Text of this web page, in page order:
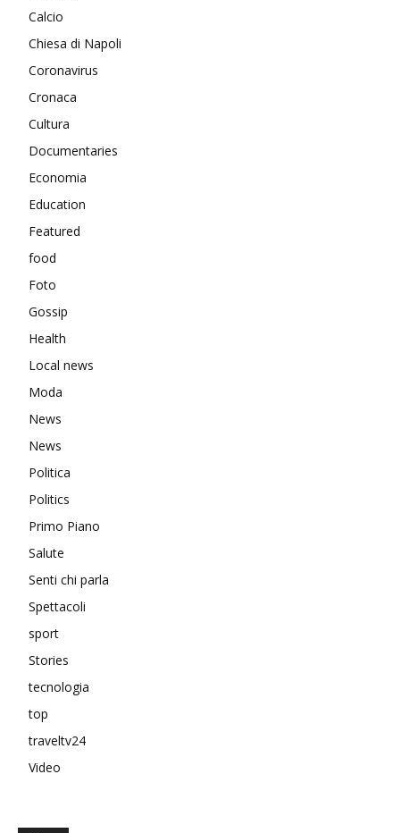
Calcio
Chiesa di Napoli
Coronavirus
Cronaca
Cultura
Documentaries
Economia
Education
Featured
food
Foto
Gossip
Health
Local news
Moda
News
News
Politica
Politics
Primo Piano
Salute
Senti chi parla
Spettacoli
sport
Stories
tecnologia
top
traveltv24
Video